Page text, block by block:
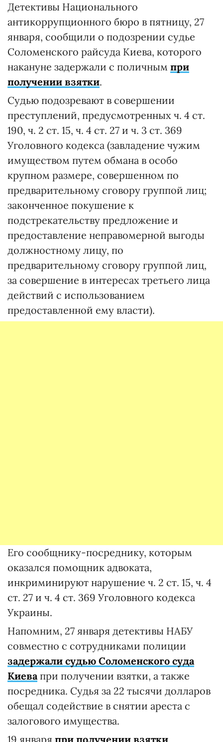
Детективы Национального
антикоррупционного бюро в пятницу, 27
января, сообщили о подозрении судье
Соломенского райсуда Киева, которого
накануне задержали с поличным при
получении взятки.
Судью подозревают в совершении
преступлений, предусмотренных ч. 4 ст.
190, ч. 2 ст. 15, ч. 4 ст. 27 и ч. 3 ст. 369
Уголовного кодекса (завладение чужим
имуществом путем обмана в особо
крупном размере, совершенном по
предварительному сговору группой лиц;
законченное покушение к
подстрекательству предложение и
предоставление неправомерной выгоды
должностному лицу, по
предварительному сговору группой лиц,
за совершение в интересах третьего лица
действий с использованием
предоставленной ему власти).
Его сообщнику-посреднику, которым
оказался помощник адвоката,
инкриминируют нарушение ч. 2 ст. 15, ч. 4
ст. 27 и ч. 4 ст. 369 Уголовного кодекса
Украины.
Напомним, 27 января детективы НАБУ
совместно с сотрудниками полиции
задержали судью Соломенского суда
Киевапри получении взятки, а также
посредника. Судья за 22 тысячи долларов
обещал содействие в снятии ареста с
залогового имущества.
19 января при получении взятки